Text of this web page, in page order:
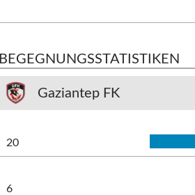
BEGEGNUNGSSTATISTIKEN
Gaziantep FK
20
6